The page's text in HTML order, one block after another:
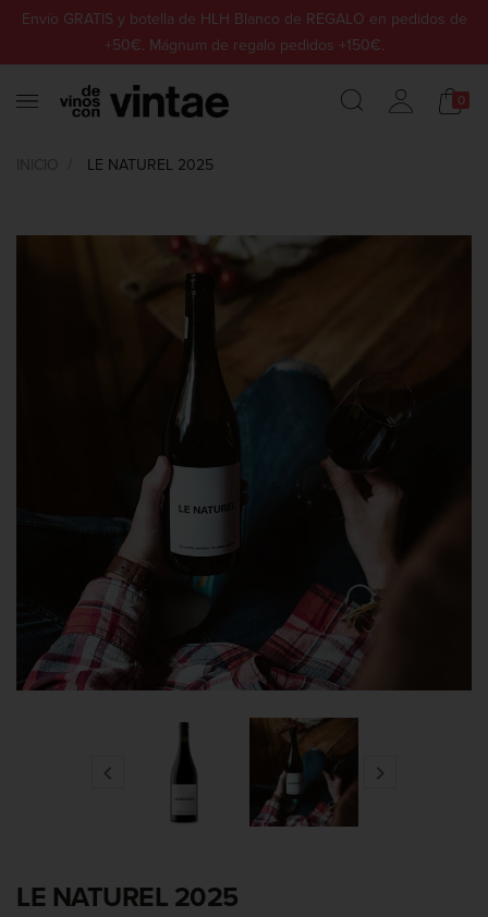
Envío GRATIS y botella de HLH Blanco de REGALO en pedidos de
+50€. Mágnum de regalo pedidos +150€.
0
LE NATUREL 2025
 
LE NATUREL 2025